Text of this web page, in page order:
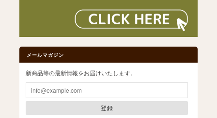
メールマガジン
新商品等の最新情報をお届けいたします。
登録